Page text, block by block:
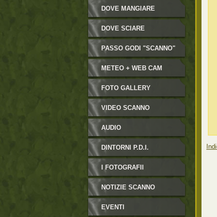
DOVE MANGIARE
DOVE SCIARE
PASSO GODI "SCANNO"
METEO + WEB CAM
FOTO GALLERY
VIDEO SCANNO
AUDIO
DINTORNI P.D.I.
I FOTOGRAFII
NOTIZIE SCANNO
EVENTI